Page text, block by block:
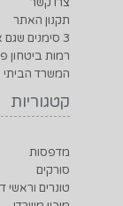
תקנון האתר
3 סימנים שגם אתם חייבים מגרסת נייר למשרד
רמות ביטחון
המשרד
קטגוריות
מדפסות
סורקים
טונרים וראשי